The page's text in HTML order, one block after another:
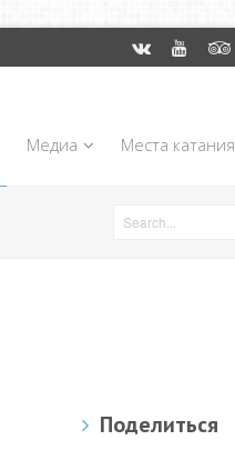
Медиа Места катания
Поделиться